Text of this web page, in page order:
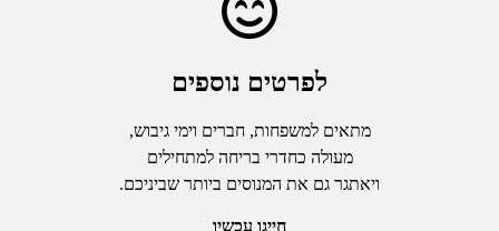
לפרטים נוספים
מתאים למשפחות, חברים וימי גיבוש,
מעולה כחדרי בריחה למתחילים
ויאתגר גם את המנוסים ביותר שביניכם.
חייגו עכשיו